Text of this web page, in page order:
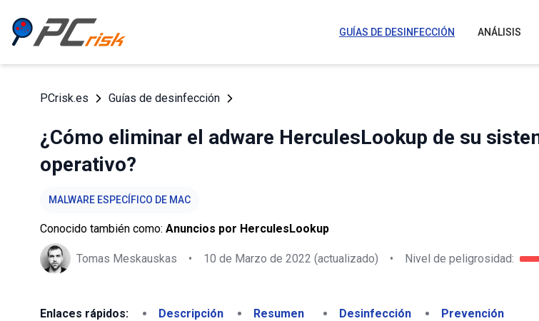
GUÍAS DE DESINFECCIÓN ANÁLISIS
PCrisk.es Guías de desinfección
¿Cómo eliminar el adware HerculesLookup de su
operativo?
MALWARE ESPECÍFICO DE MAC
Conocido también como: Anuncios por HerculesLookup
Tomas Meskauskas • 10 de Marzo de 2022 (actualizado) • Nivel de peligrosidad:
Enlaces rápidos: Descripción Resumen Desinfección Prevención